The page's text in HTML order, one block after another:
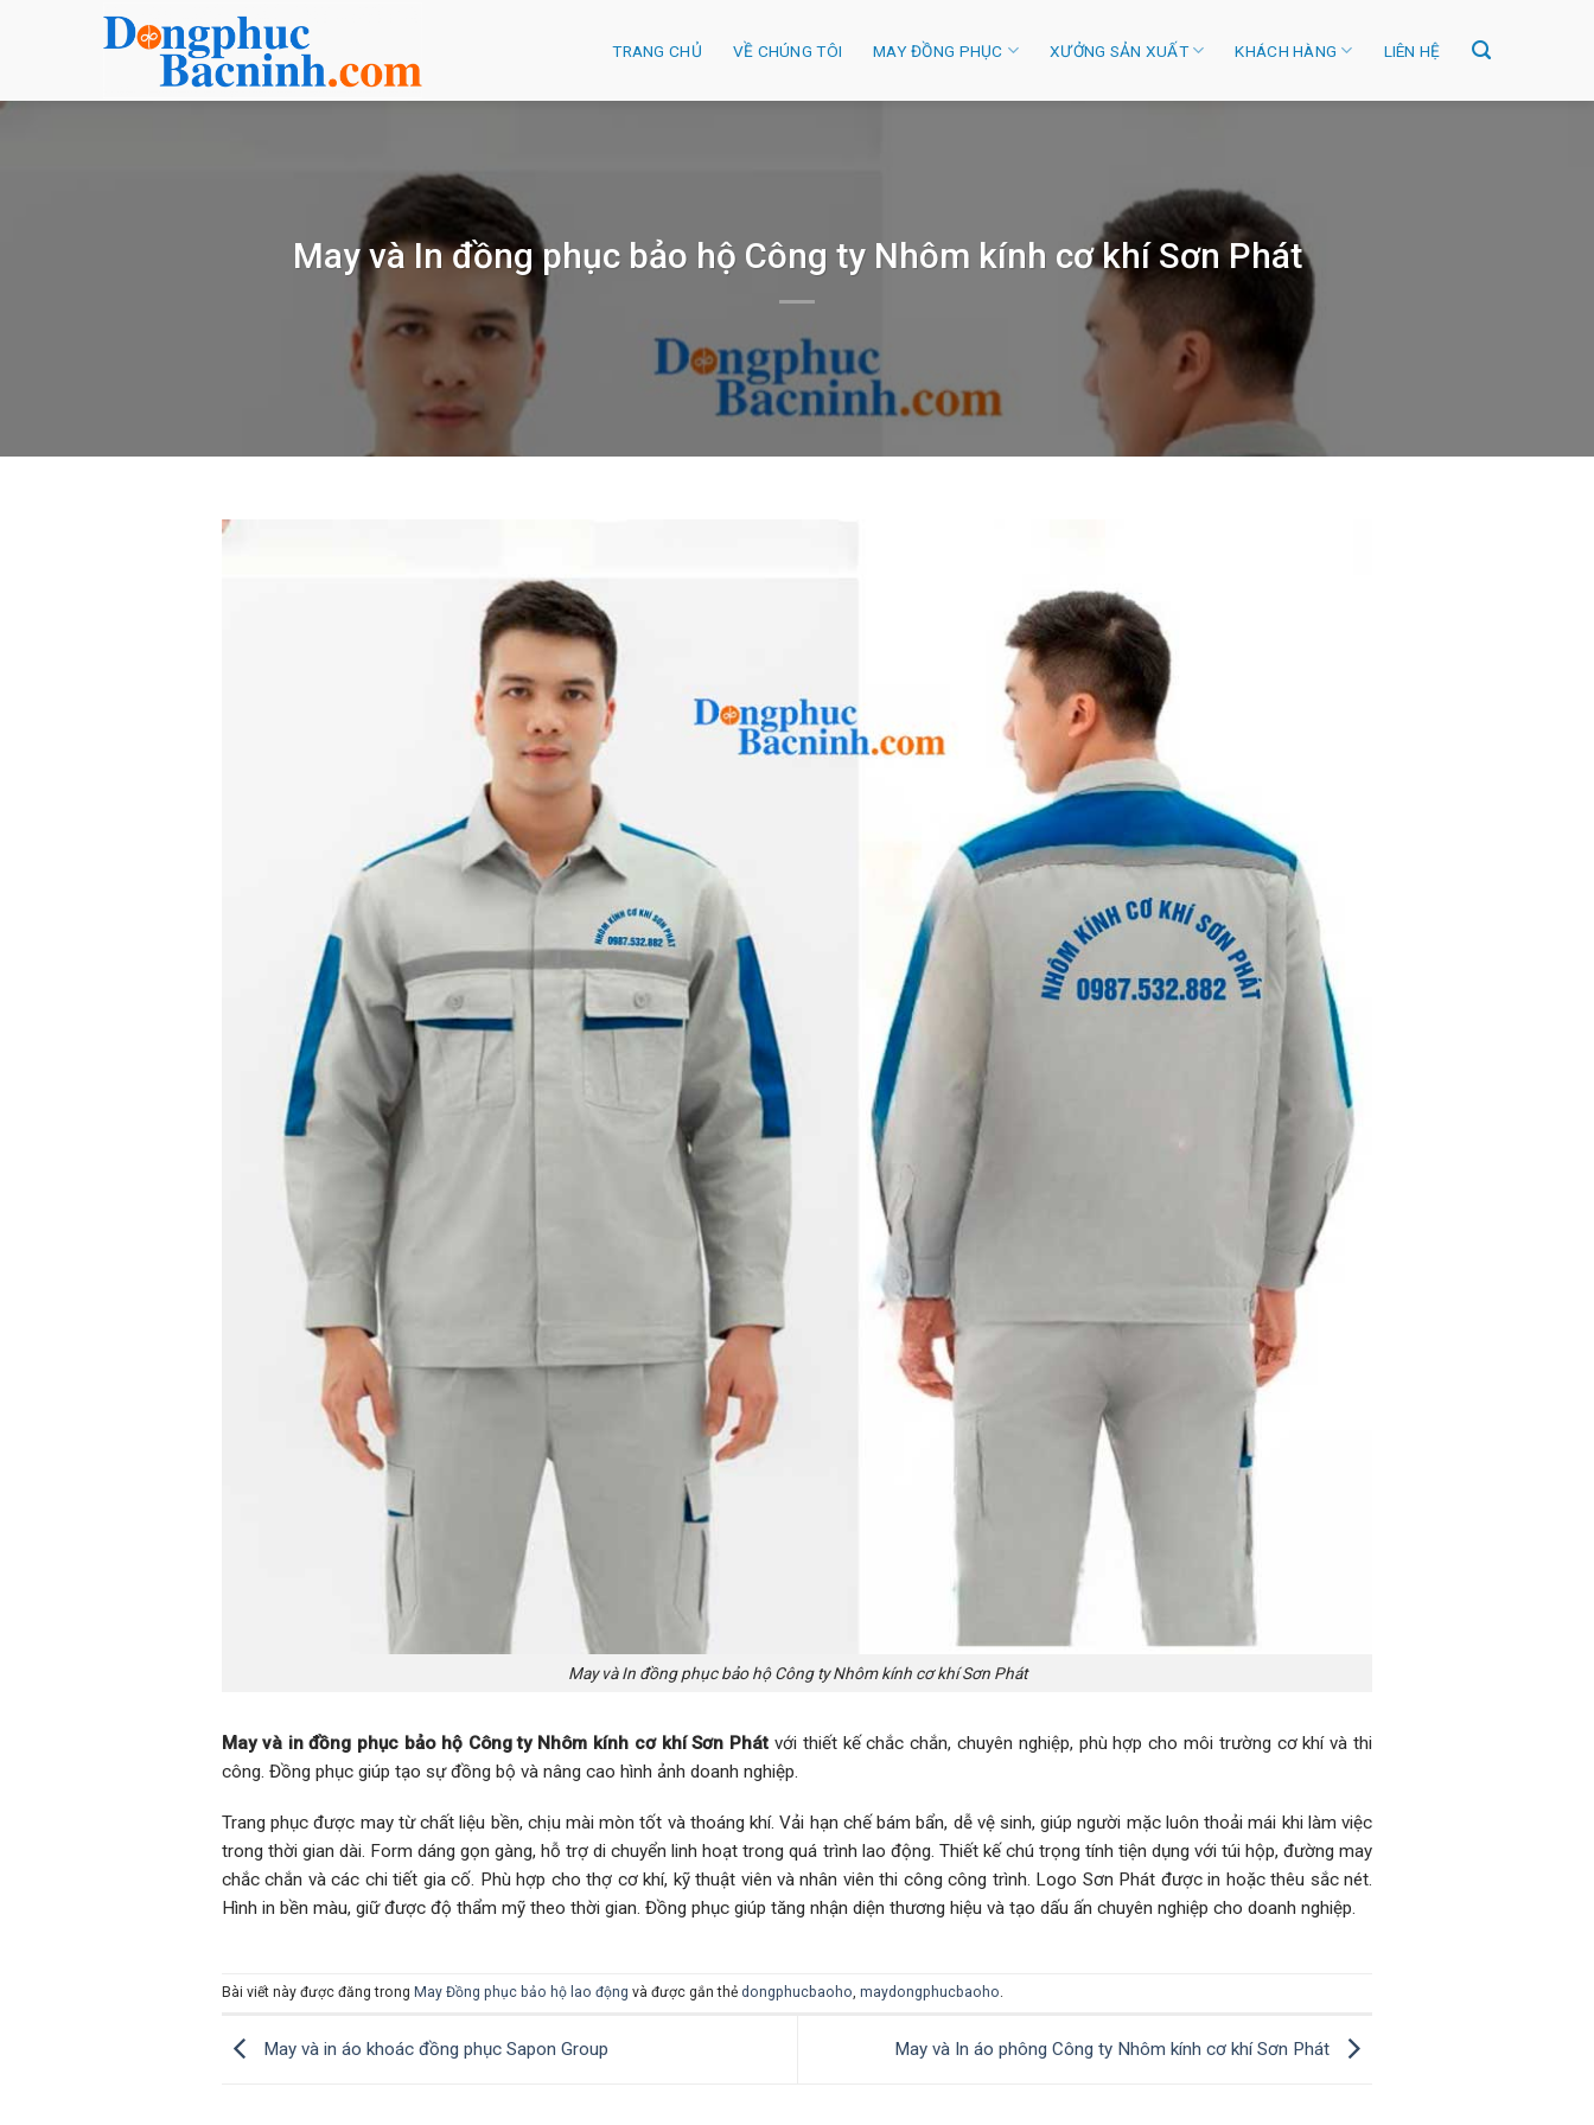
dung
TRANG CHỦ VỀ CHÚNG TÔI MAY ĐỒNG PHỤC XƯỞNG SẢN XUẤT KHÁCH HÀNG LIÊN HỆ
May và In đồng phục bảo hộ Công ty Nhôm kính cơ khí Sơn Phát
May và In đồng phục bảo hộ Công ty Nhôm kính cơ khí Sơn Phát
May và in đồng phục bảo hộ Công ty Nhôm kính cơ khí Sơn Phát với thiết kế chắc chắn, chuyên nghiệp, phù hợp cho môi trường cơ khí và thi
công. Đồng phục giúp tạo sự đồng bộ và nâng cao hình ảnh doanh nghiệp.
Trang phục được may từ chất liệu bền, chịu mài mòn tốt và thoáng khí. Vải hạn chế bám bẩn, dễ vệ sinh, giúp người mặc luôn thoải mái khi làm việc
trong thời gian dài. Form dáng gọn gàng, hỗ trợ di chuyển linh hoạt trong quá trình lao động. Thiết kế chú trọng tính tiện dụng với túi hộp, đường may
chắc chắn và các chi tiết gia cố. Phù hợp cho thợ cơ khí, kỹ thuật viên và nhân viên thi công công trình. Logo Sơn Phát được in hoặc thêu sắc nét.
Hình in bền màu, giữ được độ thẩm mỹ theo thời gian. Đồng phục giúp tăng nhận diện thương hiệu và tạo dấu ấn chuyên nghiệp cho doanh nghiệp.
Bài viết này được đăng trong May Đồng phục bảo hộ lao động và được gắn thẻ dongphucbaoho, maydongphucbaoho.
May và in áo khoác đồng phục Sapon Group May và In áo phông Công ty Nhôm kính cơ khí Sơn Phát